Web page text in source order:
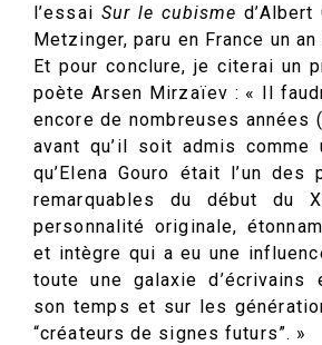
l’essai Sur le cubisme
Metzinger, paru en France un an
Et pour conclure, je citerai un
poète Arsen Mirzaïev : « Il
encore de nombreuses années
avant qu’il soit admis comme
qu’Elena Gouro était l’un
remarquables du début du
personnalité originale,
et intègre qui a eu une
toute une galaxie d’écrivains
son temps et sur les
“créateurs de signes futurs”. »